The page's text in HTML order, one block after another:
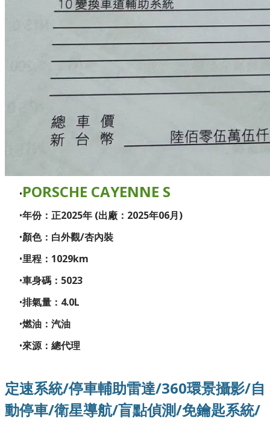
PORSCHE CAYENNE S
年份：正2025年 (出廠：2025年06月)
顏色：白外觀/杏內裝
里程：1029km
車身碼：5023
排氣量：4.0L
燃油：汽油
來源：總代理
定速系統/停車輔助雷達/360環景攝影/自
動停車/衛星導航/盲點偵測/免鑰匙系統/